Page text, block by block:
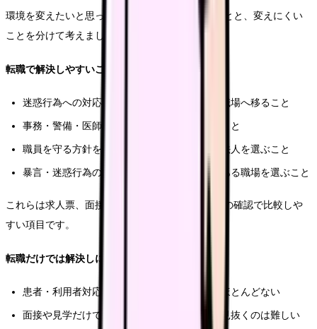
環境を変えたいと思った時、転職で変えられることと、変えにくい
ことを分けて考えましょう。
転職で解決しやすいこと
迷惑行為への対応フローや複数対応が明確な職場へ移ること
事務・警備・医師との連携が強い職場を選ぶこと
職員を守る方針を、面接や見学で説明できる法人を選ぶこと
暴言・迷惑行為の記録と再発防止の仕組みがある職場を選ぶこと
これらは求人票、面接、職場見学、紹介会社経由の確認で比較しや
すい項目です。
転職だけでは解決しにくいこと
患者・利用者対応そのものがなくなる職場はほとんどない
面接や見学だけで、職場の対応文化を完全に見抜くのは難しい